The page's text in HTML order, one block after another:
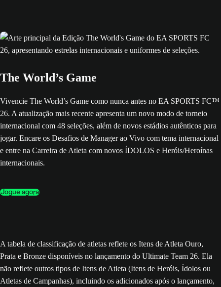
The World’s Game
Vivencie The World’s Game como nunca antes no EA SPORTS FC™
26. A atualização mais recente apresenta um novo modo de torneio
internacional com 48 seleções, além de novos estádios autênticos para
jogar. Encare os Desafios de Manager ao Vivo com tema internacional
e entre na Carreira de Atleta com novos ÍDOLOS e Heróis/Heroínas
internacionais.
Jogue agora
A tabela de classificação de atletas reflete os Itens de Atleta Ouro,
Prata e Bronze disponíveis no lançamento do Ultimate Team 26. Ela
não reflete outros tipos de Itens de Atleta (Itens de Heróis, Ídolos ou
Atletas de Campanhas), incluindo os adicionados após o lançamento,